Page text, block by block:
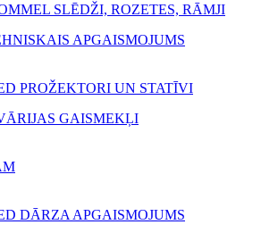
SLĒDŽI, ROZETES, RĀMJI
APGAISMOJUMS
PROŽEKTORI UN STATĪVI
GAISMEKĻI
DĀRZA APGAISMOJUMS